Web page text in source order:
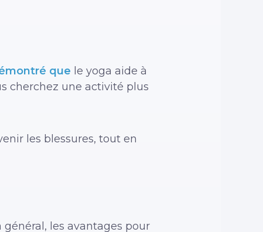
que le yoga aide à
cherchez une activité plus
les blessures, tout en
les avantages pour